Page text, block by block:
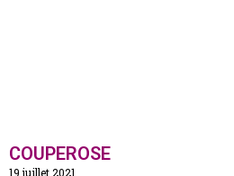
COUPEROSE
19 juillet 2021